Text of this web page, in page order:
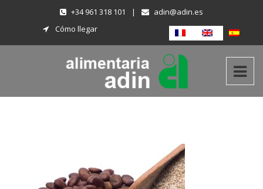
+34 961 318 101 |
adin@adin.es
Cómo llegar